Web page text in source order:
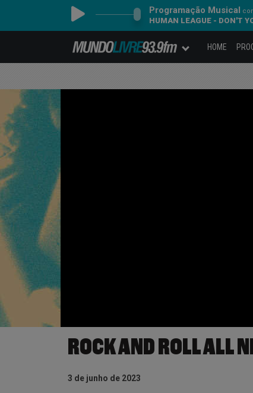
Programação Musical
HUMAN LEAGUE - DON'T
HOME
ROCK AND ROLL ALL
3 de junho de 2023